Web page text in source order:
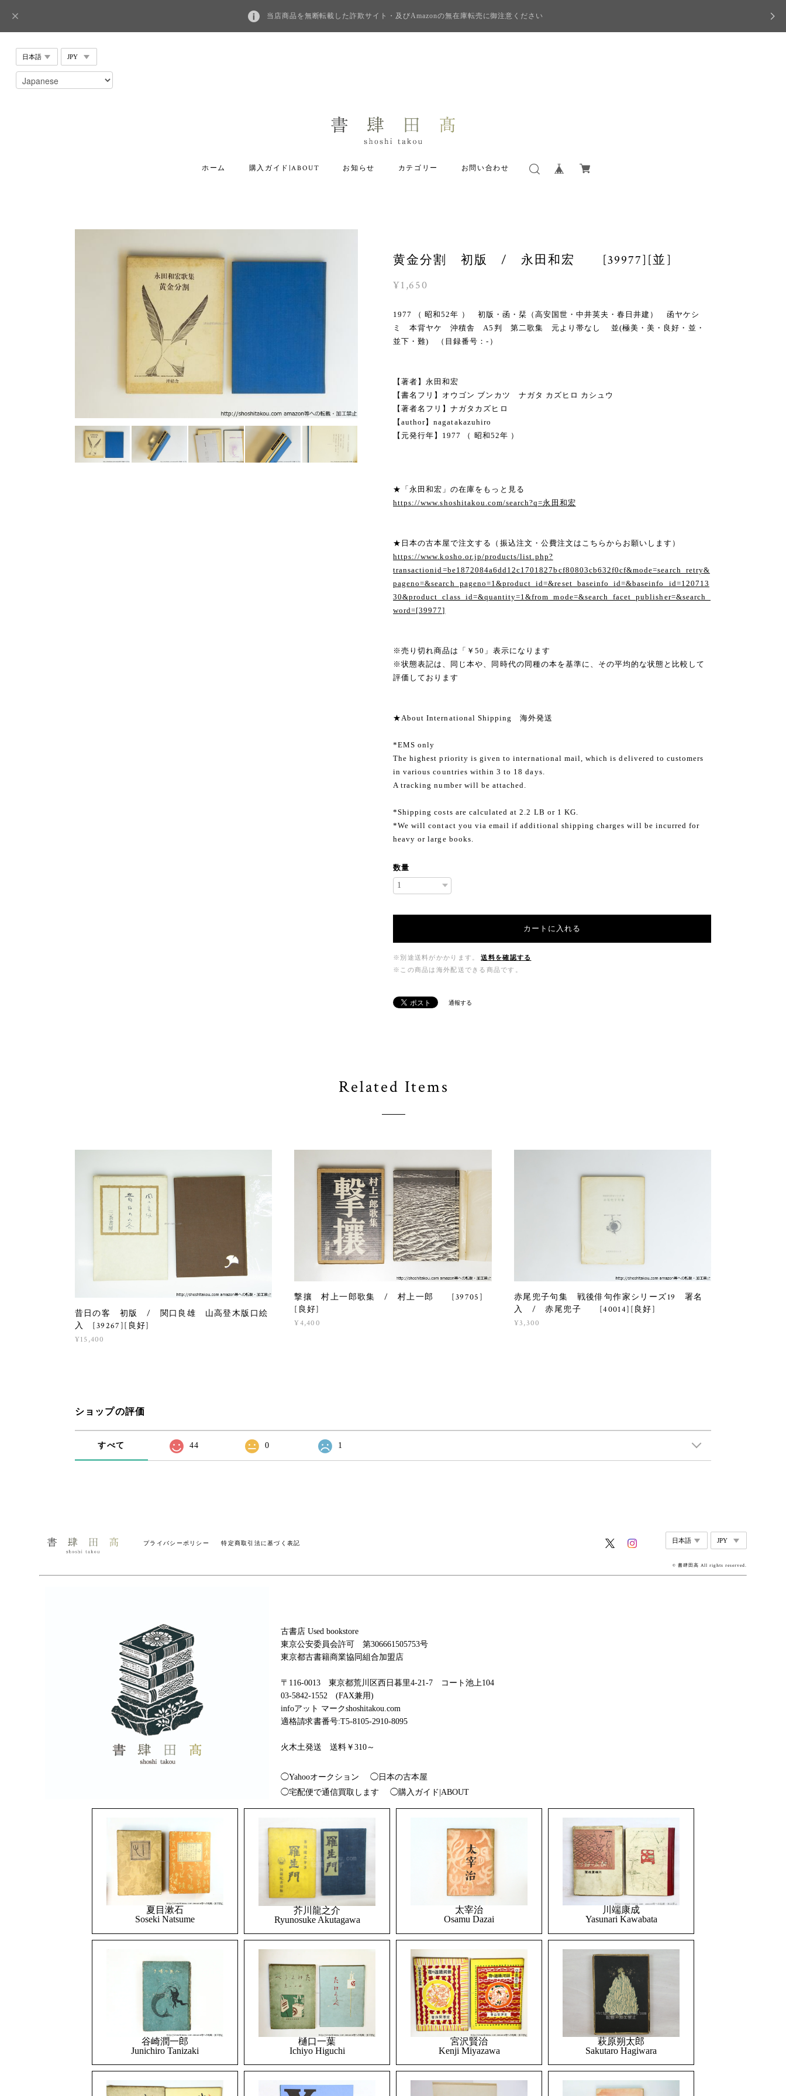
当店商品を無断転載した詐欺サイト・及びAmazonの無在庫転売に御注意ください
ホーム 購入ガイド|ABOUT お知らせ カテゴリー お問い合わせ
黄金分割 初版 / 永田和宏 [39977][並]
¥1,650
1977 （ 昭和52年 ） 初版・函・栞（高安国世・中井英夫・春日井建） 函ヤケシ
ミ 本背ヤケ 沖積舎 A5判 第二歌集 元より帯なし 並(極美・美・良好・並・
並下・難) （目録番号：-）
【著者】永田和宏
【書名フリ】オウゴン ブンカツ ナガタ カズヒロ カシュウ
【著者名フリ】ナガタカズヒロ
【author】nagatakazuhiro
【元発行年】1977 （ 昭和52年 ）
★「永田和宏」の在庫をもっと見る
https://www.shoshitakou.com/search?q=永田和宏
★日本の古本屋で注文する（振込注文・公費注文はこちらからお願いします）
https://www.kosho.or.jp/products/list.php?
transactionid=be1872084a6dd12c1701827bcf80803cb632f0cf&mode=search_retry&
pageno=&search_pageno=1&product_id=&reset_baseinfo_id=&baseinfo_id=120713
30&product_class_id=&quantity=1&from_mode=&search_facet_publisher=&search_
word=[39977]
※売り切れ商品は「￥50」表示になります
※状態表記は、同じ本や、同時代の同種の本を基準に、その平均的な状態と比較して
評価しております
★About International Shipping 海外発送
*EMS only
The highest priority is given to international mail, which is delivered to customers
in various countries within 3 to 18 days.
A tracking number will be attached.
*Shipping costs are calculated at 2.2 LB or 1 KG.
*We will contact you via email if additional shipping charges will be incurred for
heavy or large books.
数量
カートに入れる
※別途送料がかかります。
送料を確認する
※この商品は海外配送できる商品です。
通報する
Related Items
昔日の客 初版 / 関口良雄 山高登木版口絵
入 [39267][良好]
¥15,400
撃攘 村上一郎歌集 / 村上一郎 [39705]
[良好]
¥4,400
赤尾兜子句集 戦後俳句作家シリーズ19 署名
入 / 赤尾兜子 [40014][良好]
¥3,300
ショップの評価
すべて 44 0 1
プライバシーポリシー 特定商取引法に基づく表記
© 書肆田高 All rights reserved.
古書店 Used bookstore
東京公安委員会許可 第306661505753号
東京都古書籍商業協同組合加盟店
〒116-0013 東京都荒川区西日暮里4-21-7 コート池上104
03-5842-1552 (FAX兼用)
infoアット マークshoshitakou.com
適格請求書番号:T5-8105-2910-8095
火木土発送 送料￥310～
◯Yahooオークション
◯日本の古本屋
◯宅配便で通信買取します
◯購入ガイド|ABOUT
夏目漱石
Soseki Natsume
芥川龍之介
Ryunosuke Akutagawa
太宰治
Osamu Dazai
川端康成
Yasunari Kawabata
谷崎潤一郎
Junichiro Tanizaki
樋口一葉
Ichiyo Higuchi
宮沢賢治
Kenji Miyazawa
萩原朔太郎
Sakutaro Hagiwara